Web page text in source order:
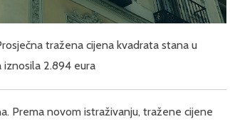
tražena cijena kvadrata stana u
2.894 eura
Prema novom istraživanju, tražene cijene